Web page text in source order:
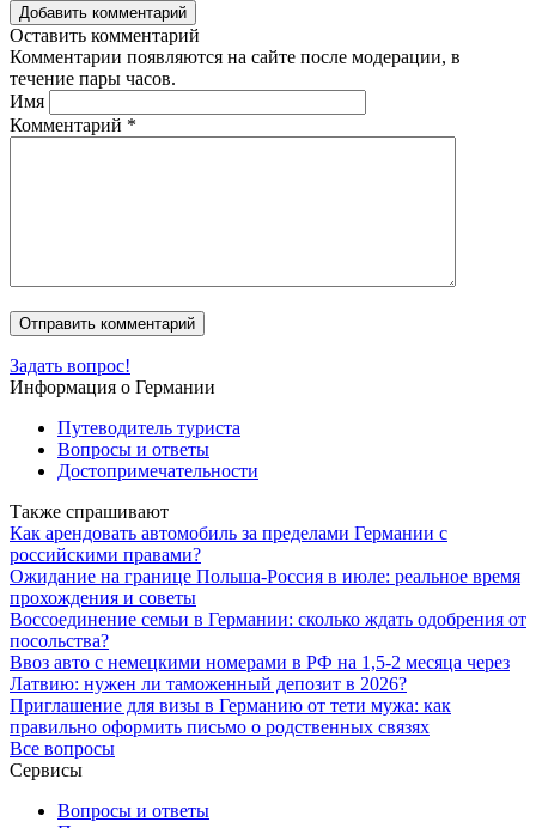
Добавить комментарий
Оставить комментарий
Комментарии появляются на сайте после модерации, в
течение пары часов.
Имя
Комментарий *
Задать вопрос!
Информация о Германии
Путеводитель туриста
Вопросы и ответы
Достопримечательности
Также спрашивают
Как арендовать автомобиль за пределами Германии с
российскими правами?
Ожидание на границе Польша-Россия в июле: реальное время
прохождения и советы
Воссоединение семьи в Германии: сколько ждать одобрения от
посольства?
Ввоз авто с немецкими номерами в РФ на 1,5-2 месяца через
Латвию: нужен ли таможенный депозит в 2026?
Приглашение для визы в Германию от тети мужа: как
правильно оформить письмо о родственных связях
Все вопросы
Сервисы
Вопросы и ответы